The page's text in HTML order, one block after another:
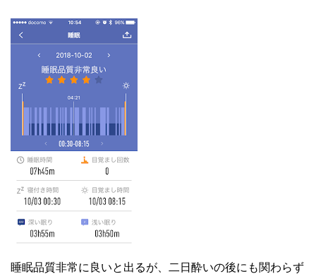
睡眠品質非常に良いと出るが、二日酔いの後にも関わらず